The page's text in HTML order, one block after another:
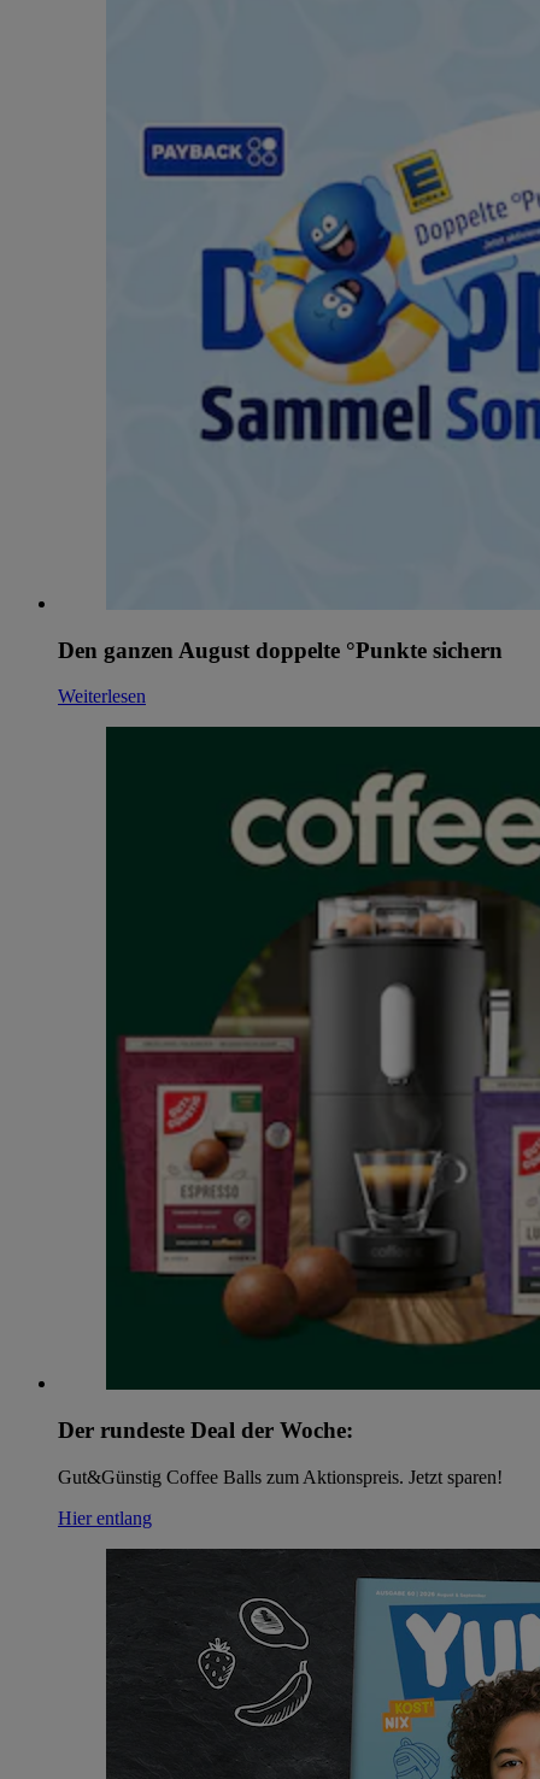
Den ganzen August doppelte °Punkte sichern
Weiterlesen
Der rundeste Deal der Woche:
Gut&Günstig Coffee Balls zum Aktionspreis. Jetzt sparen!
Hier entlang